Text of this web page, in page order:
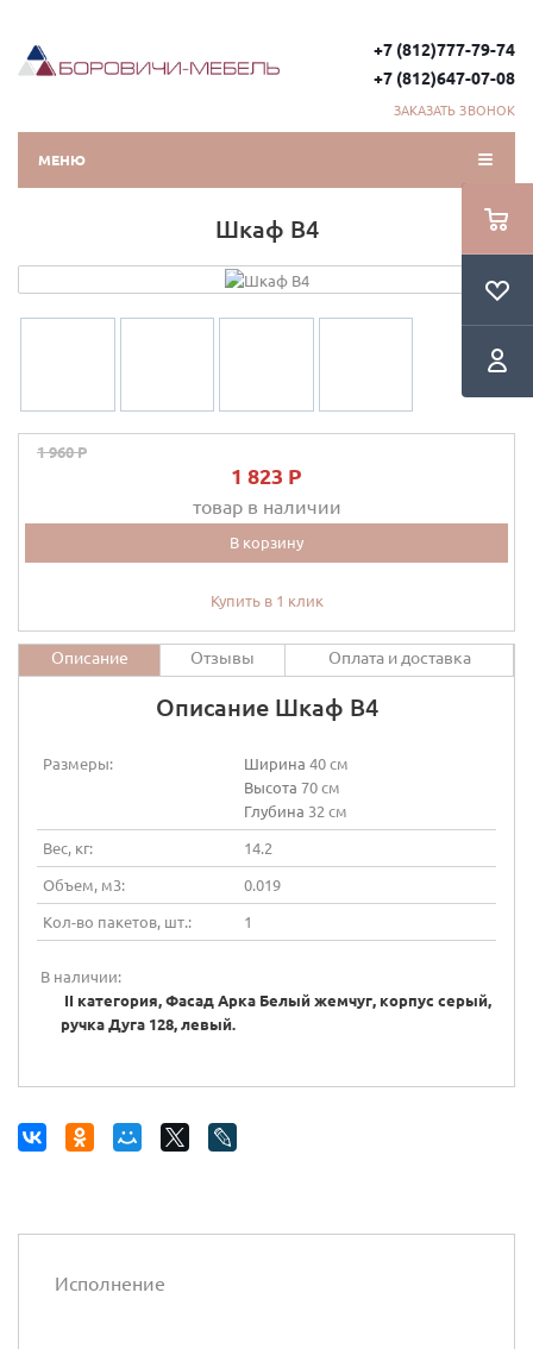
+7 (812)777-79-74
+7 (812)647-07-08
ЗАКАЗАТЬ ЗВОНОК
МЕНЮ
Шкаф В4
1 960 P
1 823 P
товар в наличии
В корзину
Купить в 1 клик
Описание Отзывы Оплата и доставка
Описание Шкаф В4
Размеры: Ширина 40 см
Высота 70 см
Глубина 32 см
Вес, кг:
14.2
Объем, м3:
0.019
Кол-во пакетов, шт.:
1
В наличии:
II категория, Фасад Арка Белый жемчуг, корпус серый,
ручка Дуга 128, левый.
Исполнение